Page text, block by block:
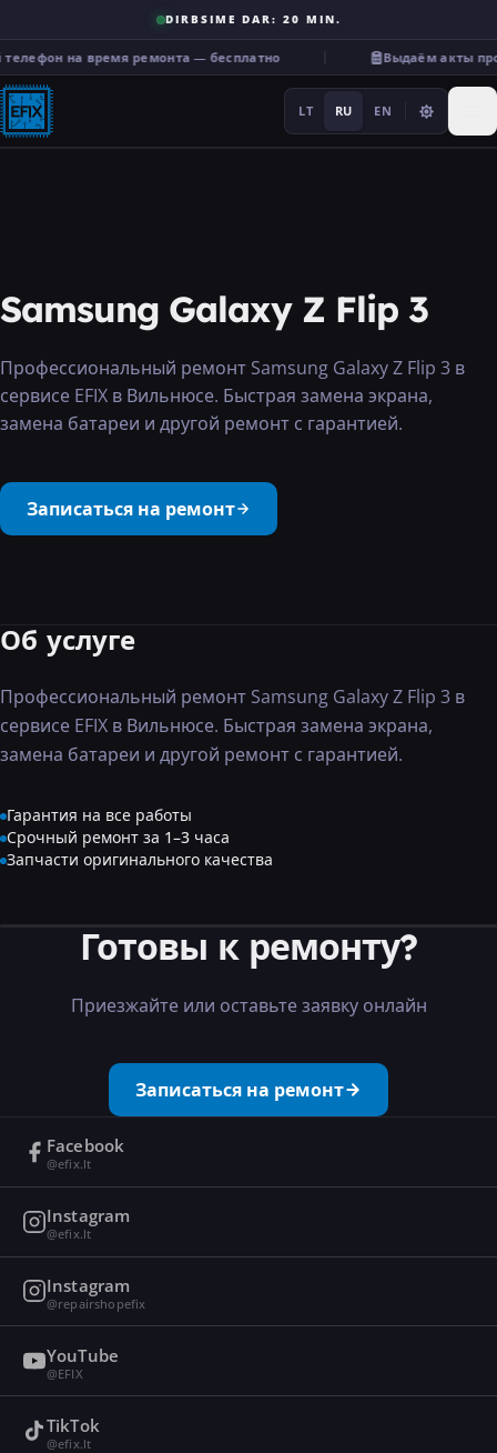
DIRBSIME DAR: 20 MIN.
на время ремонта — бесплатно Выдаём акты
LT RU EN
Услуги
···
Samsung Galaxy Z Flip 3
Профессиональный ремонт Samsung Galaxy Z Flip 3 в
сервисе EFIX в Вильнюсе. Быстрая замена экрана,
замена батареи и другой ремонт с гарантией.
Записаться на ремонт
Об услуге
Профессиональный ремонт Samsung Galaxy Z Flip 3 в
сервисе EFIX в Вильнюсе. Быстрая замена экрана,
замена батареи и другой ремонт с гарантией.
Гарантия на все работы
Срочный ремонт за 1–3 часа
Запчасти оригинального качества
Готовы к ремонту?
Приезжайте или оставьте заявку онлайн
Записаться на ремонт
Facebook
@efix.lt
Instagram
@efix.lt
Instagram
@repairshopefix
YouTube
@EFIX
TikTok
@efix.lt